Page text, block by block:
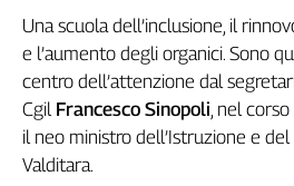
Nidil
Slc
Spi
Inca
Caaf
Una scuola dell’inclusione, il
e l’aumento degli organici. Sono
centro dell’attenzione dal
CgilFrancesco Sinopoli, nel
il neo ministro dell’Istruzione e
Valditara.